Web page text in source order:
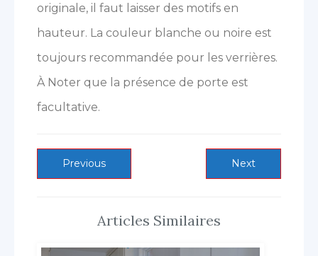
originale, il faut laisser des motifs en
hauteur. La couleur blanche ou noire est
toujours recommandée pour les verrières.
À Noter que la présence de porte est
facultative.
Navigation
de
l’article
PreviousPrevious
post:
NextNext
post:
Articles Similaires